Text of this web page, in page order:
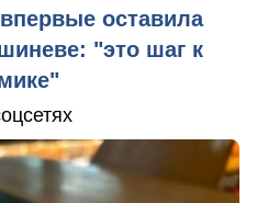
оставила
"это шаг к